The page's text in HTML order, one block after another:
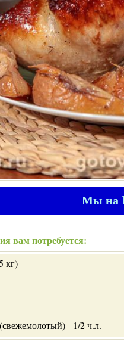
Мы на
вам потребуется:
кг)
- 1/2 ч.л.